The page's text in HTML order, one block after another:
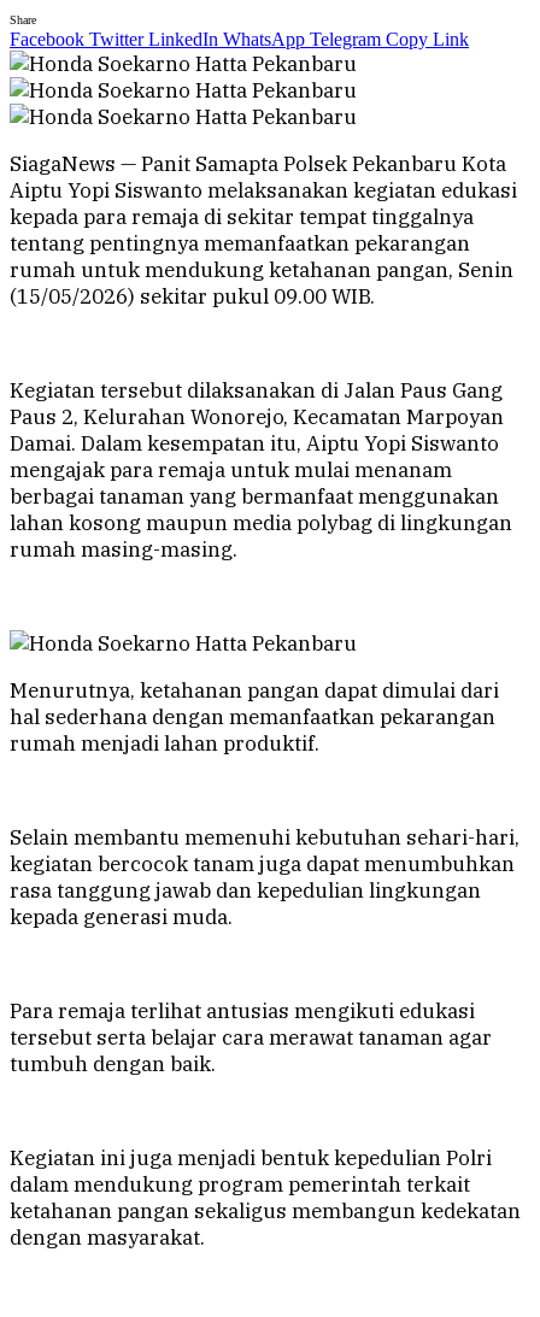
Share
Facebook Twitter LinkedIn WhatsApp Telegram Copy Link
SiagaNews — Panit Samapta Polsek Pekanbaru Kota
Aiptu Yopi Siswanto melaksanakan kegiatan edukasi
kepada para remaja di sekitar tempat tinggalnya
tentang pentingnya memanfaatkan pekarangan
rumah untuk mendukung ketahanan pangan, Senin
(15/05/2026) sekitar pukul 09.00 WIB.
Kegiatan tersebut dilaksanakan di Jalan Paus Gang
Paus 2, Kelurahan Wonorejo, Kecamatan Marpoyan
Damai. Dalam kesempatan itu, Aiptu Yopi Siswanto
mengajak para remaja untuk mulai menanam
berbagai tanaman yang bermanfaat menggunakan
lahan kosong maupun media polybag di lingkungan
rumah masing-masing.
Menurutnya, ketahanan pangan dapat dimulai dari
hal sederhana dengan memanfaatkan pekarangan
rumah menjadi lahan produktif.
Selain membantu memenuhi kebutuhan sehari-hari,
kegiatan bercocok tanam juga dapat menumbuhkan
rasa tanggung jawab dan kepedulian lingkungan
kepada generasi muda.
Para remaja terlihat antusias mengikuti edukasi
tersebut serta belajar cara merawat tanaman agar
tumbuh dengan baik.
Kegiatan ini juga menjadi bentuk kepedulian Polri
dalam mendukung program pemerintah terkait
ketahanan pangan sekaligus membangun kedekatan
dengan masyarakat.